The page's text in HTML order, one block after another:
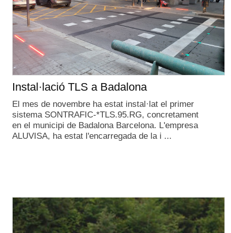
Instal·lació TLS a Badalona
El mes de novembre ha estat instal·lat el primer
sistema SONTRAFIC-*TLS.95.RG, concretament
en el municipi de Badalona Barcelona. L'empresa
ALUVISA, ha estat l'encarregada de la i ...